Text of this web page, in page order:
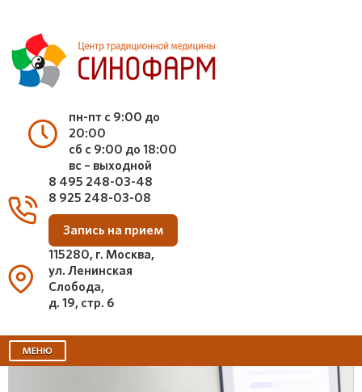
пн-пт с 9:00 до
20:00
сб с 9:00 до 18:00
вс – выходной
8 495 248-03-48
8 925 248-03-08
Запись на прием
115280, г. Москва,
ул. Ленинская
Слобода,
д. 19, стр. 6
МЕНЮ